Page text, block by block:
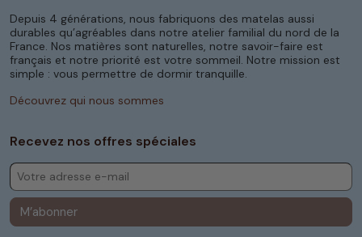
Depuis 4 générations, nous fabriquons des matelas aussi
durables qu’agréables dans notre atelier familial du nord de la
France. Nos matières sont naturelles, notre savoir-faire est
français et notre priorité est votre sommeil. Notre mission est
simple : vous permettre de dormir tranquille.
Découvrez qui nous sommes
Recevez nos offres spéciales
M’abonner